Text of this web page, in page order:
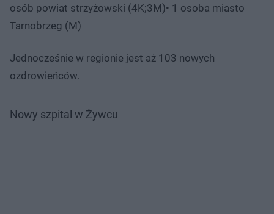
osób powiat strzyżowski (4K;3M)• 1 osoba miasto
Tarnobrzeg (M)
Jednocześnie w regionie jest aż 103 nowych
ozdrowieńców.
Nowy szpital w Żywcu